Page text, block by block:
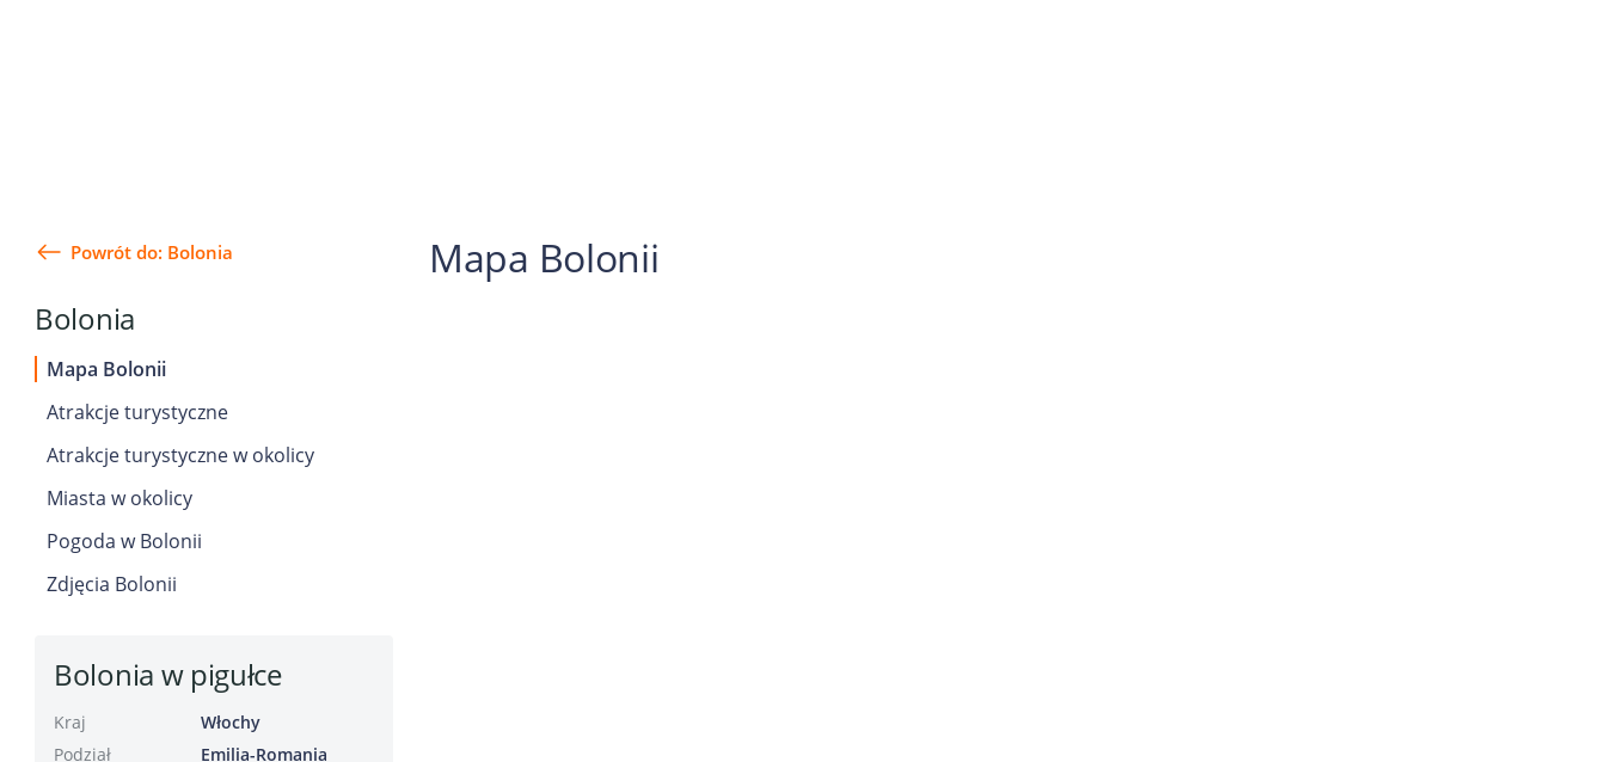
Powrót do: Bolonia
Bolonia
Mapa Bolonii
Atrakcje turystyczne
Atrakcje turystyczne w okolicy
Miasta w okolicy
Pogoda w Bolonii
Zdjęcia Bolonii
Bolonia w pigułce
Kraj
Włochy
Podział
Emilia-Romania
Mapa Bolonii